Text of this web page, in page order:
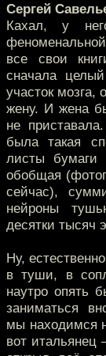
Сергей
Кахал, у
все свои
сначала
участок мозга,
жену. И жена
не
была такая
листы бумаги
обобщая
сейчас),
нейроны
десятки тысяч
Ну,
в туши, в
наутро опять
заниматься
мы находимся
вот итальянец